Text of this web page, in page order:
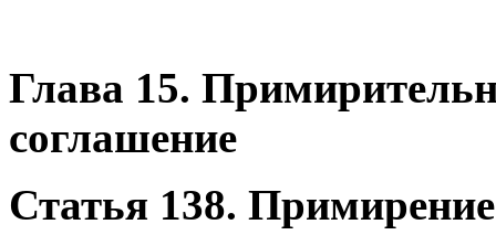
Глава 15.
соглашение
Статья 138.